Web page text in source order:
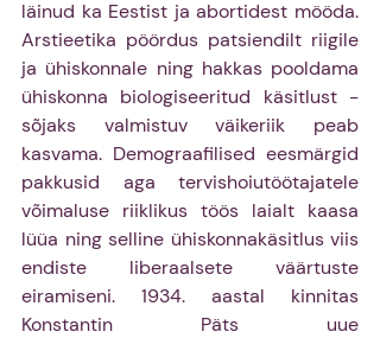
läinud ka Eestist ja abortidest mööda.
Arstieetika pöördus patsiendilt riigile
ja ühiskonnale ning hakkas pooldama
ühiskonna biologiseeritud käsitlust -
sõjaks valmistuv väikeriik peab
kasvama. Demograafilised eesmärgid
pakkusid aga tervishoiutöötajatele
võimaluse riiklikus töös laialt kaasa
lüüa ning selline ühiskonnakäsitlus viis
endiste liberaalsete väärtuste
eiramiseni. 1934. aastal kinnitas
Konstantin Päts uue